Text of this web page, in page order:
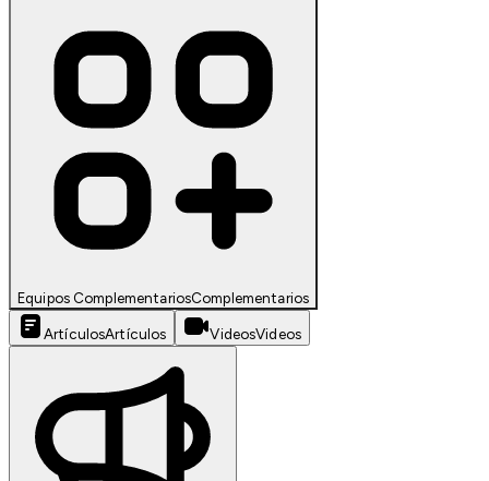
Equipos ComplementariosComplementarios
ArtículosArtículos VideosVideos